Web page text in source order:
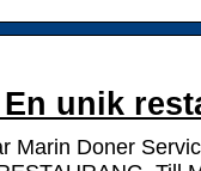
unik
Marin Doner